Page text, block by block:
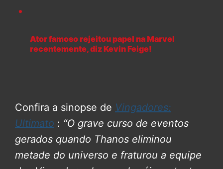
Ator famoso rejeitou papel na Marvel
recentemente, diz Kevin Feige!
Confira a sinopse de Vingadores:
Ultimato : “O grave curso de eventos
gerados quando Thanos eliminou
metade do universo e fraturou a equipe